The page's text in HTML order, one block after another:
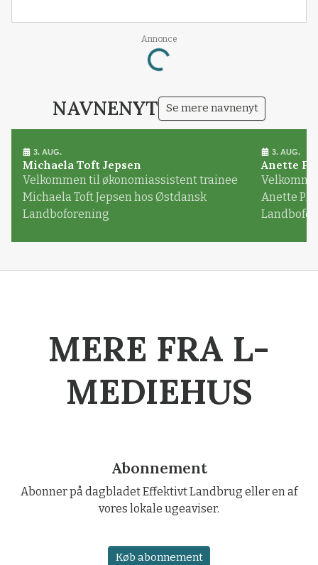
Annonce
Loading...
NAVNENYT Se mere navnenyt
3. AUG.
Michaela Toft Jepsen
Velkommen til økonomiassistent trainee
Michaela Toft Jepsen hos Østdansk
Landboforening
3. AUG.
Anette
Anette
MERE FRA L-
MEDIEHUS
Abonnement
Abonner på dagbladet Effektivt Landbrug eller en af
vores lokale ugeaviser.
Køb abonnement